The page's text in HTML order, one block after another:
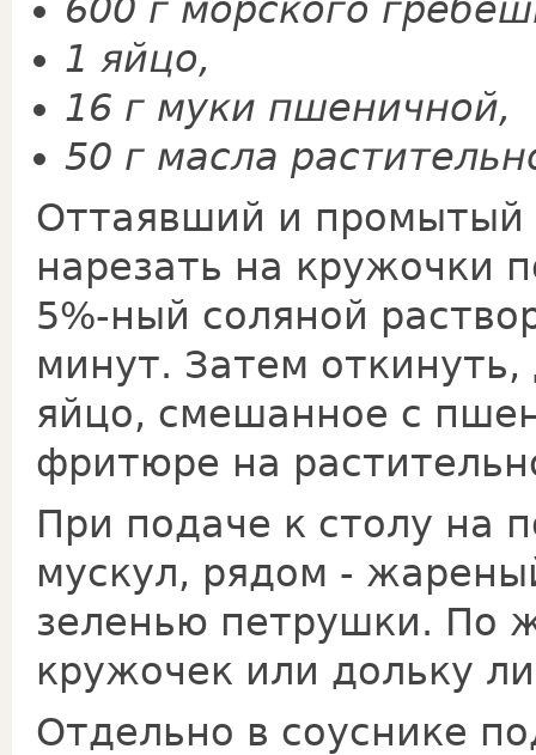
600 г морского
1 яйцо,
16 г муки пшеничной,
50 г масла
Оттаявший и промытый
нарезать на кружочки
5%-ный соляной
минут. Затем откинуть,
яйцо, смешанное с
фритюре на
При подаче к столу на
мускул, рядом -
зеленью петрушки. По
кружочек или дольку
Отдельно в соуснике